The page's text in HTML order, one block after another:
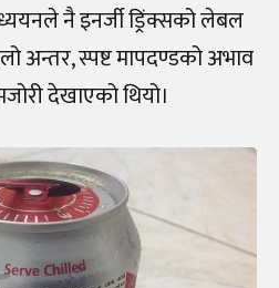
नै इनर्जी ड्रिंक्सको लेबल
अन्तर, स्पष्ट मापदण्डको अभाव
देखाएको थियो।